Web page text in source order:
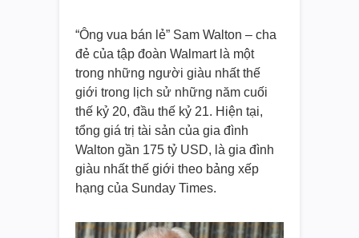
“Ông vua bán lẻ” Sam Walton – cha
đẻ của tập đoàn Walmart là một
trong những người giàu nhất thế
giới trong lịch sử những năm cuối
thế kỷ 20, đầu thế kỷ 21. Hiện tại,
tổng giá trị tài sản của gia đình
Walton gần 175 tỷ USD, là gia đình
giàu nhất thế giới theo bảng xếp
hạng của Sunday Times.